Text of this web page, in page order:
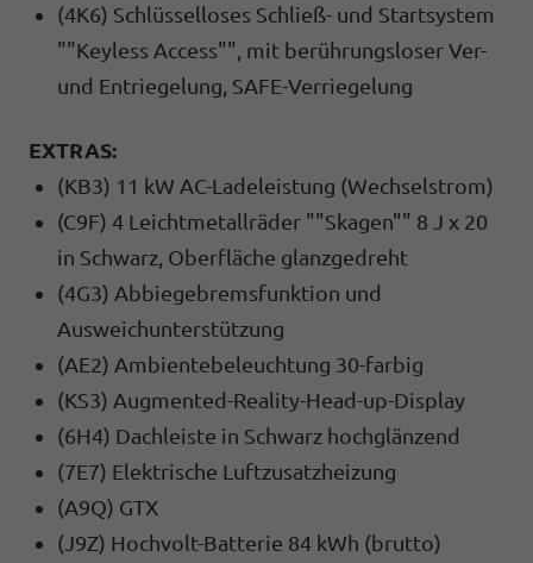
(4K6) Schlüsselloses Schließ- und Startsystem
""Keyless Access"", mit berührungsloser Ver-
und Entriegelung, SAFE-Verriegelung
EXTRAS:
(KB3) 11 kW AC-Ladeleistung (Wechselstrom)
(C9F) 4 Leichtmetallräder ""Skagen"" 8 J x 20
in Schwarz, Oberfläche glanzgedreht
(4G3) Abbiegebremsfunktion und
Ausweichunterstützung
(AE2) Ambientebeleuchtung 30-farbig
(KS3) Augmented-Reality-Head-up-Display
(6H4) Dachleiste in Schwarz hochglänzend
(7E7) Elektrische Luftzusatzheizung
(A9Q) GTX
(J9Z) Hochvolt-Batterie 84 kWh (brutto)